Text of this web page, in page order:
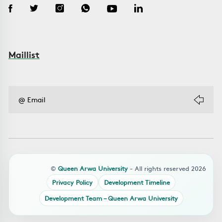
Maillist
© Queen Arwa University - All rights reserved 2026
Privacy Policy
Development Timeline
Development Team – Queen Arwa University